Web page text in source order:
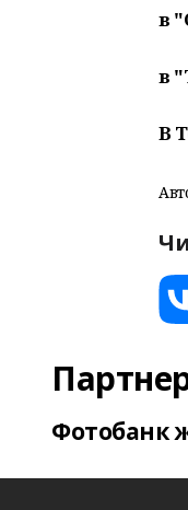
в
в
В
Фотобанк